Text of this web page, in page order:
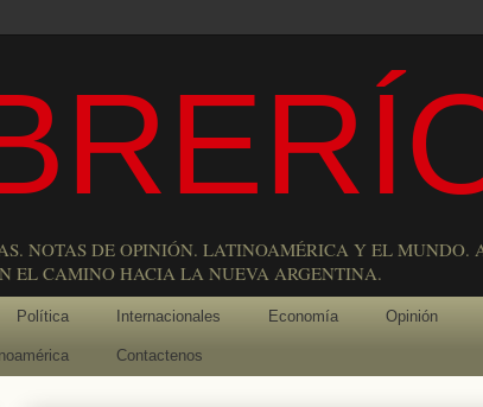
NOTAS DE OPINIÓN. LATINOAMÉRICA Y EL MUNDO.
EL CAMINO HACIA LA NUEVA ARGENTINA.
Política Internacionales Economía Opinión
Contactenos